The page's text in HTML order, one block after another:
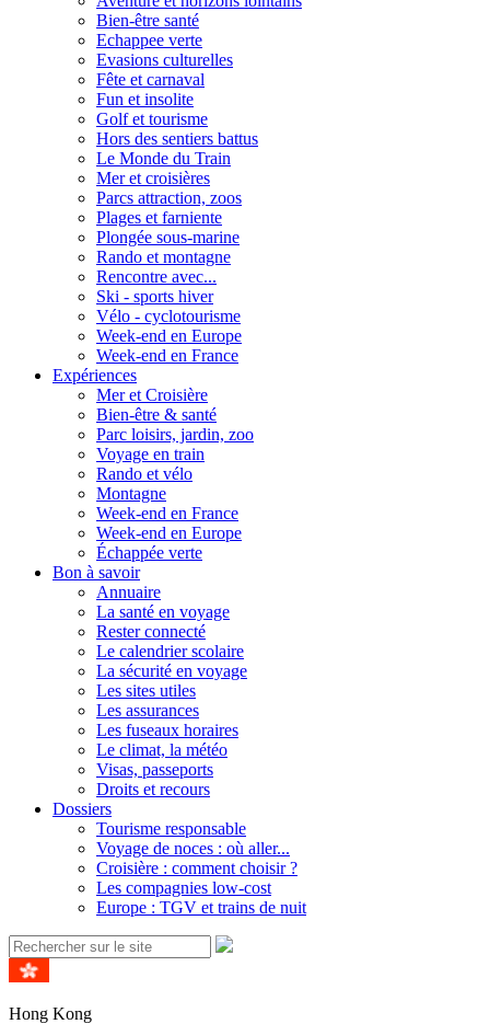
Bien-être santé
Echappee verte
Evasions culturelles
Fête et carnaval
Fun et insolite
Golf et tourisme
Hors des sentiers battus
Le Monde du Train
Mer et croisières
Parcs attraction, zoos
Plages et farniente
Plongée sous-marine
Rando et montagne
Rencontre avec...
Ski - sports hiver
Vélo - cyclotourisme
Week-end en Europe
Week-end en France
Expériences
Mer et Croisière
Bien-être & santé
Parc loisirs, jardin, zoo
Voyage en train
Rando et vélo
Montagne
Week-end en France
Week-end en Europe
Échappée verte
Bon à savoir
Annuaire
La santé en voyage
Rester connecté
Le calendrier scolaire
La sécurité en voyage
Les sites utiles
Les assurances
Les fuseaux horaires
Le climat, la météo
Visas, passeports
Droits et recours
Dossiers
Tourisme responsable
Voyage de noces : où aller...
Croisière : comment choisir ?
Les compagnies low-cost
Europe : TGV et trains de nuit
Hong Kong